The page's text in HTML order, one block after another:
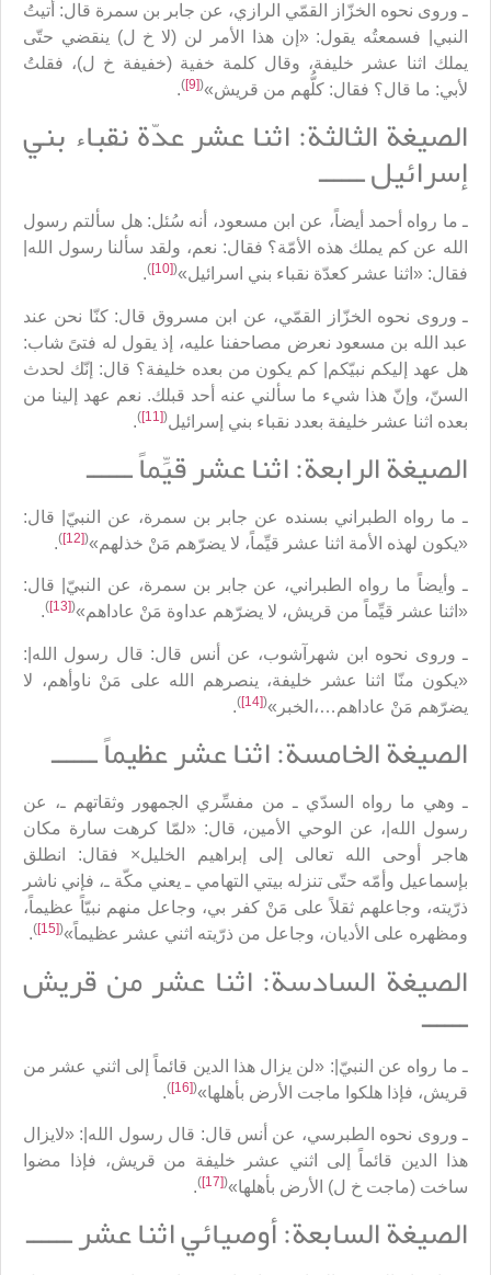
ـ وروى نحوه الخزّاز القمّي الرازي، عن جابر بن سمرة قال: أتيتُ
النبي| فسمعتُه يقول: «إن هذا الأمر لن (لا خ ل) ينقضي حتّى
يملك اثنا عشر خليفة، وقال كلمة خفية (خفيفة خ ل)، فقلتُ
لأبي: ما قال؟ فقال: كلُّهم من قريش»(
[9]
)
.
الصيغة الثالثة: اثنا عشر عدّة نقباء بني
إسرائيل ــــــ
ـ ما رواه أحمد أيضاً، عن ابن مسعود، أنه سُئل: هل سألتم رسول
الله عن كم يملك هذه الأمّة؟ فقال: نعم، ولقد سألنا رسول الله|
فقال: «اثنا عشر كعدّة نقباء بني اسرائيل»(
[10]
)
.
ـ وروى نحوه الخزّاز القمّي، عن ابن مسروق قال: كنّا نحن عند
عبد الله بن مسعود نعرض مصاحفنا عليه، إذ يقول له فتىً شاب:
هل عهد إليكم نبيّكم| كم يكون من بعده خليفة؟ قال: إنّك لحدث
السنّ، وإنّ هذا شيء ما سألني عنه أحد قبلك. نعم عهد إلينا من
بعده اثنا عشر خليفة بعدد نقباء بني إسرائيل(
[11]
)
.
الصيغة الرابعة: اثنا عشر قيِّماً ــــــ
ـ ما رواه الطبراني بسنده عن جابر بن سمرة، عن النبيّ| قال:
«يكون لهذه الأمة اثنا عشر قيِّماً، لا يضرّهم مَنْ خذلهم»(
[12]
)
.
ـ وأيضاً ما رواه الطبراني، عن جابر بن سمرة، عن النبيّ| قال:
«اثنا عشر قيِّماً من قريش، لا يضرّهم عداوة مَنْ عاداهم»(
[13]
)
.
ـ وروى نحوه ابن شهرآشوب، عن أنس قال: قال رسول الله|:
«يكون منّا اثنا عشر خليفة، ينصرهم الله على مَنْ ناوأهم، لا
يضرّهم مَنْ عاداهم…،الخبر»(
[14]
)
.
الصيغة الخامسة: اثنا عشر عظيماً ــــــ
ـ وهي ما رواه السدّي ـ من مفسِّري الجمهور وثقاتهم ـ، عن
رسول الله|، عن الوحي الأمين، قال: «لمّا كرهت سارة مكان
هاجر أوحى الله تعالى إلى إبراهيم الخليل× فقال: انطلق
بإسماعيل وأمّه حتّى تنزله بيتي التهامي ـ يعني مكّة ـ، فإني ناشر
ذرّيته، وجاعلهم ثقلاً على مَنْ كفر بي، وجاعل منهم نبيّاً عظيماً،
ومظهره على الأديان، وجاعل من ذرّيته اثني عشر عظيماً»(
[15]
)
.
الصيغة السادسة: اثنا عشر من قريش
ــــــ
ـ ما رواه عن النبيّ|: «لن يزال هذا الدين قائماً إلى اثني عشر من
قريش، فإذا هلكوا ماجت الأرض بأهلها»(
[16]
)
.
ـ وروى نحوه الطبرسي، عن أنس قال: قال رسول الله|: «لايزال
هذا الدين قائماً إلى اثني عشر خليفة من قريش، فإذا مضوا
ساخت (ماجت خ ل) الأرض بأهلها»(
[17]
)
.
الصيغة السابعة: أوصيائي اثنا عشر ــــــ